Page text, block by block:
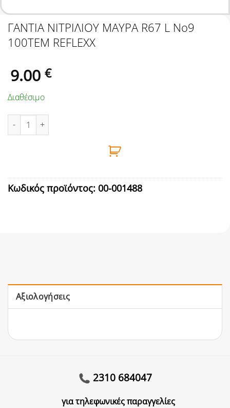
ΓΑΝΤΙΑ ΝΙΤΡΙΛΙΟΥ ΜΑΥΡΑ R67 L No9
100ΤΕΜ REFLEXX
9.00 €
Διαθέσιμο
ΓΑΝΤΙΑ ΝΙΤΡΙΛΙΟΥ ΜΑΥΡΑ R67 L No9 100ΤΕΜ REFLEXX ποσότητα
Κωδικός προϊόντος: 00-001488
Αξιολογήσεις
2310 684047
για τηλεφωνικές παραγγελίες